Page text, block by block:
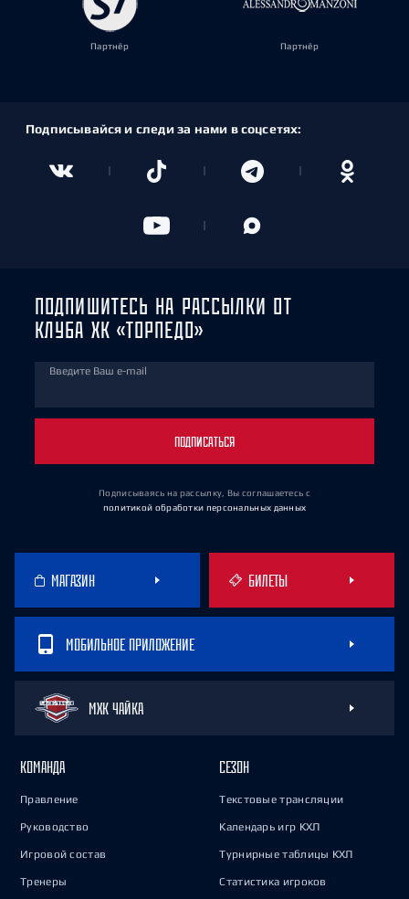
Партнёр Партнёр
Подписывайся и следи за нами в соцсетях:
ПОДПИШИТЕСЬ НА РАССЫЛКИ ОТ
КЛУБА ХК «ТОРПЕДО»
Введите Ваш e-mail
ПОДПИСАТЬСЯ
Подписываясь на рассылку, Вы соглашаетесь с
политикой обработки персональных данных
МАГАЗИН БИЛЕТЫ
МОБИЛЬНОЕ ПРИЛОЖЕНИЕ
МХК ЧАЙКА
КОМАНДА
Правление
Руководство
Игровой состав
Тренеры
СЕЗОН
Текстовые трансляции
Календарь игр КХЛ
Турнирные таблицы КХЛ
Статистика игроков